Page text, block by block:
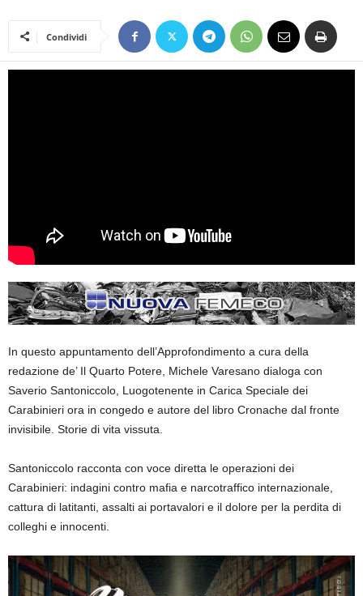
Condividi
In questo appuntamento dell’Approfondimento a cura della
redazione de’ Il Quarto Potere, Michele Varesano dialoga con
Saverio Santoniccolo, Luogotenente in Carica Speciale dei
Carabinieri ora in congedo e autore del libro Cronache dal fronte
invisibile. Storie di vita vissuta.
Santoniccolo racconta con voce diretta le operazioni dei
Carabinieri: indagini contro mafia e narcotraffico internazionale,
cattura di latitanti, assalti ai portavalori e il dolore per la perdita di
colleghi e innocenti.